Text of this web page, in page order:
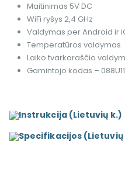
Maitinimas 5V DC
WiFi ryšys 2,4 GHz
Valdymas per Android ir
Temperatūros valdymas
Laiko tvarkaraščio
Gamintojo kodas –
Instrukcija (Lietuvių k.)
Specifikacijos (Lietuvių